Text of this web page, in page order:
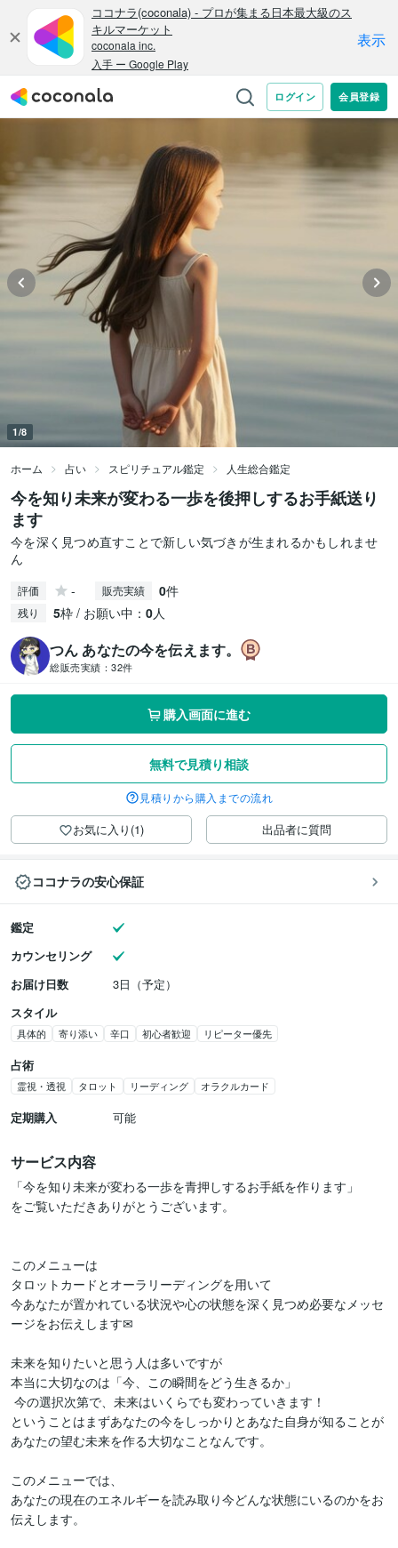
1/8
ホーム 占い スピリチュアル鑑定 人生総合鑑定
今を知り未来が変わる一歩を後押しするお手紙送り
ます
今を深く見つめ直すことで新しい気づきが生まれるかもしれませ
ん
評価 - 販売実績 0件
残り 5枠 / お願い中： 0人
つん あなたの今を伝えます。
総販売実績： 32件
購入画面に進む
無料で見積り相談
見積りから購入までの流れ
お気に入り(1) 出品者に質問
ココナラの安心保証
鑑定
カウンセリング
お届け日数
3日（予定）
スタイル
具体的 寄り添い 辛口 初心者歓迎 リピーター優先
占術
霊視・透視 タロット リーディング オラクルカード
定期購入 可能
サービス内容
「今を知り未来が変わる一歩を青押しするお手紙を作ります」
をご覧いただきありがとうございます。
このメニューは
タロットカードとオーラリーディングを用いて
今あなたが置かれている状況や心の状態を深く見つめ必要なメッセ
ージをお伝えします✉︎
未来を知りたいと思う人は多いですが
本当に大切なのは「今、この瞬間をどう生きるか」
ということはまずあなたの今をしっかりとあなた自身が知ることが
あなたの望む未来を作る大切なことなんです。
このメニューでは、
あなたの現在のエネルギーを読み取り今どんな状態にいるのかをお
伝えします。